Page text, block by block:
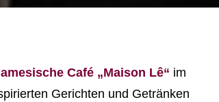
Café „Maison Lê“ im
Gerichten und Getränken